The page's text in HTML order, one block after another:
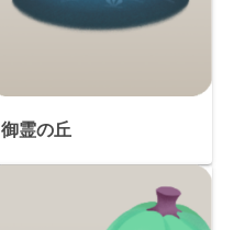
御霊の丘